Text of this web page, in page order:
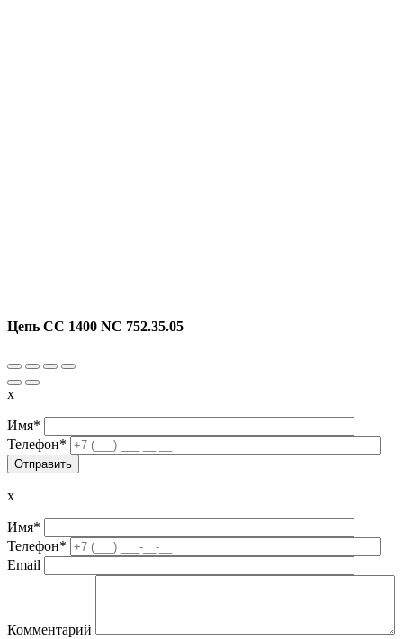
Цепь CC 1400 NC 752.35.05
x
Имя*
Телефон*
x
Имя*
Телефон*
Email
Комментарий